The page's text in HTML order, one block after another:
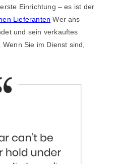
Einrichtung – es ist der
Lieferanten Wer ans
und sein verkauftes
Sie im Dienst sind,